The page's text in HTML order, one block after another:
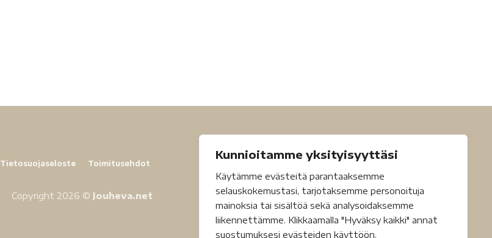
Kunnioitamme yksityisyyttäsi
Käytämme evästeitä parantaaksemme
selauskokemustasi, tarjotaksemme personoituja
mainoksia tai sisältöä sekä analysoidaksemme
liikennettämme. Klikkaamalla "Hyväksy kaikki" annat
suostumuksesi evästeiden käyttöön.
Tietosuojaseloste Toimitusehdot
Copyright 2026 © Jouheva.net